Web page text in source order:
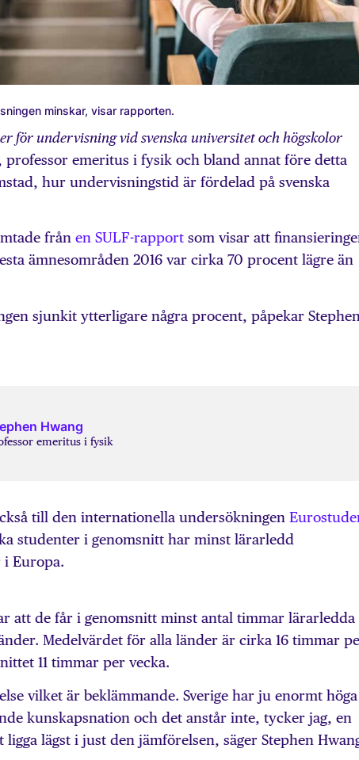
minskar, visar rapporten.
för undervisning vid svenska universitet och högskolor
professor emeritus i fysik och bland annat före detta
hur undervisningstid är fördelad på svenska
från en SULF-rapport som visar att
ämnesområden 2016 var cirka 70 procent lägre än
sjunkit ytterligare några procent, påpekar
Hwang
emeritus i fysik
till den internationella undersökningen
studenter i genomsnitt har minst lärarledd
i Europa.
att de får i genomsnitt minst antal timmar lärarledda
Medelvärdet för alla länder är cirka 16 timmar
11 timmar per vecka.
vilket är beklämmande. Sverige har ju enormt höga
kunskapsnation och det anstår inte, tycker jag, en
lägst i just den jämförelsen, säger Stephen